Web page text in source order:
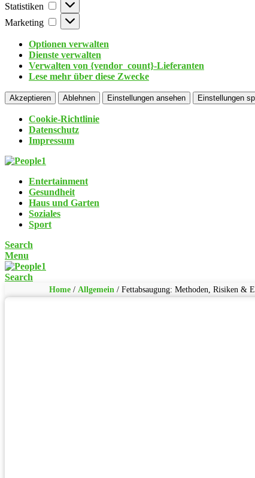
Statistiken
Marketing
Optionen verwalten
Dienste verwalten
Verwalten von {vendor_count}-Lieferanten
Lese mehr über diese Zwecke
Akzeptieren Ablehnen Einstellungen ansehen Einstellungen
Cookie-Richtlinie
Datenschutz
Impressum
Entertainment
Gesundheit
Haus und Garten
Soziales
Sport
Search
Menu
Search
Home / Allgemein / Fettabsaugung: Methoden, Risiken &